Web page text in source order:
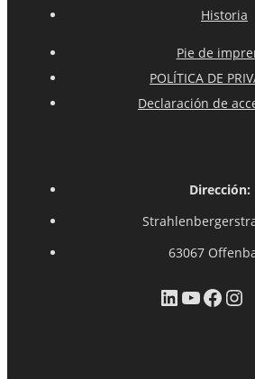
Historia
Pie de
POLÍTICA DE
Declaración de
Dirección:
63067
LinkedIn
YouTube